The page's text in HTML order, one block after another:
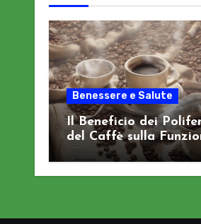
Benessere e Salute
Il Beneficio dei
del Caffè sulla
Cognitiva